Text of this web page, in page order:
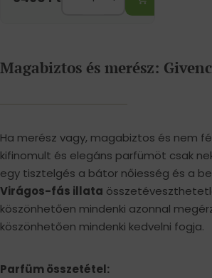
Magabiztos és merész:
Ha merész vagy, magabiztos és nem
kifinomult és elegáns parfümöt csak
egy tisztelgés a bátor nőiesség és a
Virágos-fás illata
köszönhetően mindenki azonnal
köszönhetően mindenki kedvelni fogja.
Parfüm összetétel: